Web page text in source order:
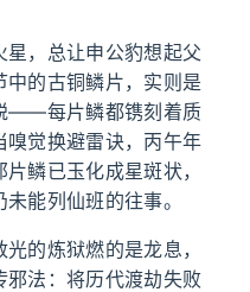
，总让申公豹想起父
的古铜鳞片，实则是
——每片鳞都镌刻着质
觉换避雷诀，丙午年
鳞已玉化成星斑状，
能列仙班的往事。
的炼狱燃的是龙息，
邪法：将历代渡劫失败